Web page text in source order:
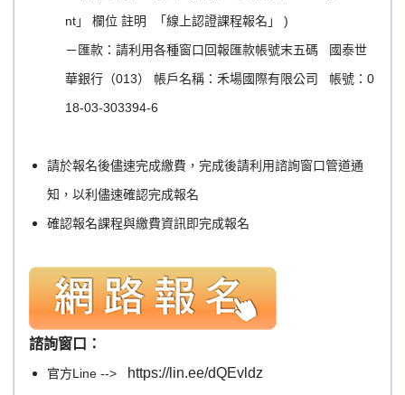
nt」 欄位 註明 「線上認證課程報名」 )
－匯款：請利用各種窗口回報匯款帳號末五碼 國泰世
華銀行（013） 帳戶名稱：禾場國際有限公司 帳號：0
18-03-303394-6
請於報名後儘速完成繳費，完成後請利用諮詢窗口管道通
知，以利儘速確認完成報名
確認報名課程與繳費資訊即完成報名
諮詢窗口：
官方Line --> https://lin.ee/dQEvldz